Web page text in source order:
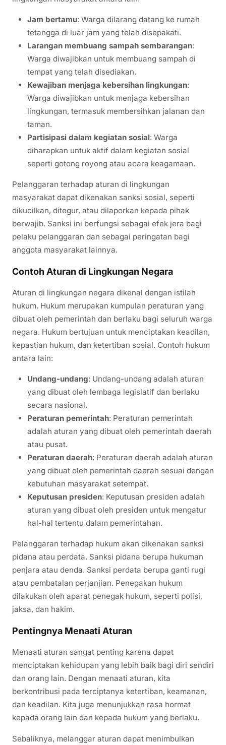
Jam bertamu: Warga dilarang datang ke rumah
tetangga di luar jam yang telah disepakati.
Larangan membuang sampah sembarangan:
Warga diwajibkan untuk membuang sampah di
tempat yang telah disediakan.
Kewajiban menjaga kebersihan lingkungan:
Warga diwajibkan untuk menjaga kebersihan
lingkungan, termasuk membersihkan jalanan dan
taman.
Partisipasi dalam kegiatan sosial: Warga
diharapkan untuk aktif dalam kegiatan sosial
seperti gotong royong atau acara keagamaan.
Pelanggaran terhadap aturan di lingkungan
masyarakat dapat dikenakan sanksi sosial, seperti
dikucilkan, ditegur, atau dilaporkan kepada pihak
berwajib. Sanksi ini berfungsi sebagai efek jera bagi
pelaku pelanggaran dan sebagai peringatan bagi
anggota masyarakat lainnya.
Contoh Aturan di Lingkungan Negara
Aturan di lingkungan negara dikenal dengan istilah
hukum. Hukum merupakan kumpulan peraturan yang
dibuat oleh pemerintah dan berlaku bagi seluruh warga
negara. Hukum bertujuan untuk menciptakan keadilan,
kepastian hukum, dan ketertiban sosial. Contoh hukum
antara lain:
Undang-undang: Undang-undang adalah aturan
yang dibuat oleh lembaga legislatif dan berlaku
secara nasional.
Peraturan pemerintah: Peraturan pemerintah
adalah aturan yang dibuat oleh pemerintah daerah
atau pusat.
Peraturan daerah: Peraturan daerah adalah aturan
yang dibuat oleh pemerintah daerah sesuai dengan
kebutuhan masyarakat setempat.
Keputusan presiden: Keputusan presiden adalah
aturan yang dibuat oleh presiden untuk mengatur
hal-hal tertentu dalam pemerintahan.
Pelanggaran terhadap hukum akan dikenakan sanksi
pidana atau perdata. Sanksi pidana berupa hukuman
penjara atau denda. Sanksi perdata berupa ganti rugi
atau pembatalan perjanjian. Penegakan hukum
dilakukan oleh aparat penegak hukum, seperti polisi,
jaksa, dan hakim.
Pentingnya Menaati Aturan
Menaati aturan sangat penting karena dapat
menciptakan kehidupan yang lebih baik bagi diri sendiri
dan orang lain. Dengan menaati aturan, kita
berkontribusi pada terciptanya ketertiban, keamanan,
dan keadilan. Kita juga menunjukkan rasa hormat
kepada orang lain dan kepada hukum yang berlaku.
Sebaliknya, melanggar aturan dapat menimbulkan